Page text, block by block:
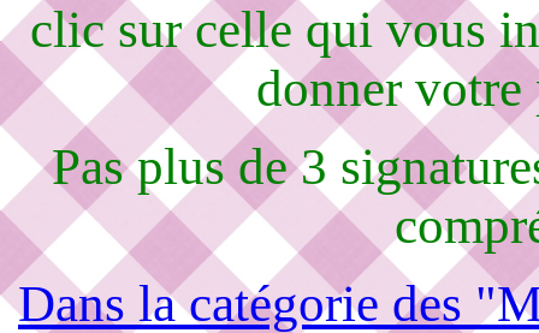
clic sur celle qui vous
donner votre
Pas plus de 3
Dans la catégorie des